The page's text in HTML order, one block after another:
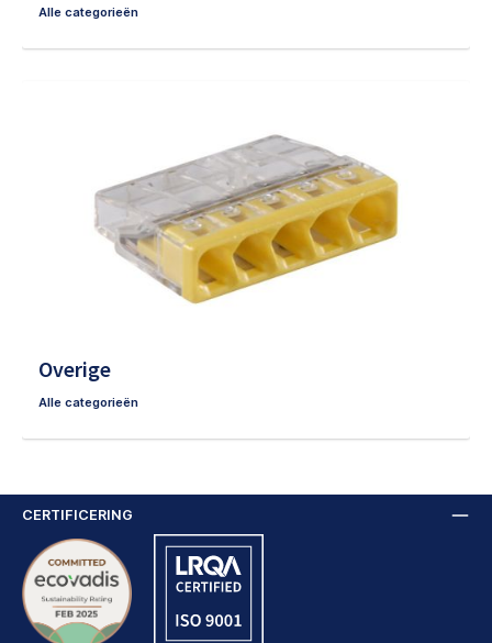
Alle categorieën
Overige
Alle categorieën
CERTIFICERING